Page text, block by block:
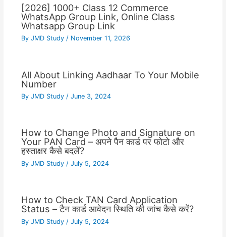
[2026] 1000+ Class 12 Commerce
WhatsApp Group Link, Online Class
Whatsapp Group Link
By JMD Study / November 11, 2026
All About Linking Aadhaar To Your Mobile
Number
By JMD Study / June 3, 2024
How to Change Photo and Signature on
Your PAN Card – अपने पैन कार्ड पर फोटो और
हस्ताक्षर कैसे बदलें?
By JMD Study / July 5, 2024
How to Check TAN Card Application
Status – टैन कार्ड आवेदन स्थिति की जांच कैसे करें?
By JMD Study / July 5, 2024